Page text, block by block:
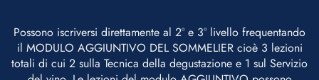
Possono iscriversi direttamente al 2° e 3° livello frequentando
il MODULO AGGIUNTIVO DEL SOMMELIER cioè 3 lezioni
totali di cui 2 sulla Tecnica della degustazione e 1 sul Servizio